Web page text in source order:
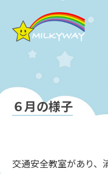
６月の様子
交通安全教室があり、